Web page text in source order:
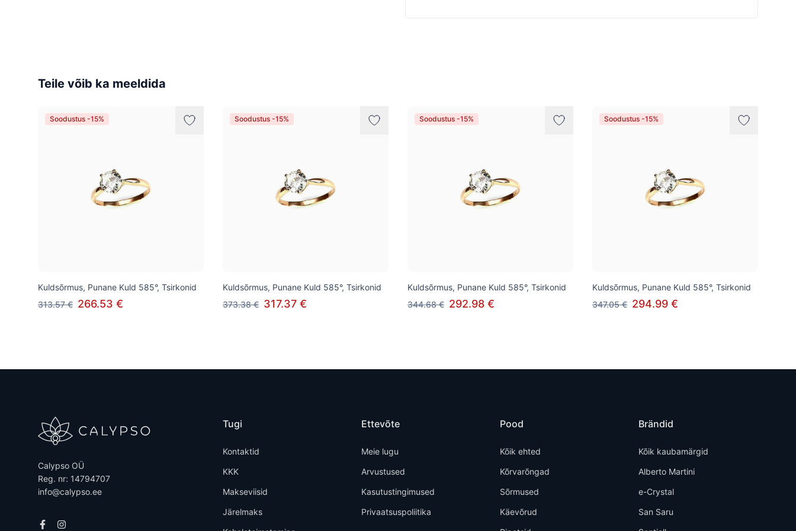
Teile võib ka meeldida
Soodustus -15%
Kuldsõrmus, Punane Kuld 585°, Tsirkonid
313.57 € 266.53 €
Soodustus -15%
Kuldsõrmus, Punane Kuld 585°, Tsirkonid
373.38 € 317.37 €
Soodustus -15%
Kuldsõrmus, Punane Kuld 585°, Tsirkonid
344.68 € 292.98 €
Soodustus -15%
Kuldsõrmus, Punane Kuld 585°, Tsirkonid
347.05 € 294.99 €
Calypso OÜ
Reg. nr: 14794707
info@calypso.ee
Tugi
Kontaktid
KKK
Makseviisid
Järelmaks
Ettevõte
Meie lugu
Arvustused
Kasutustingimused
Privaatsuspoliitika
Pood
Kõik ehted
Kõrvarõngad
Sõrmused
Käevõrud
Brändid
Kõik kaubamärgid
Alberto Martini
e-Crystal
San Saru